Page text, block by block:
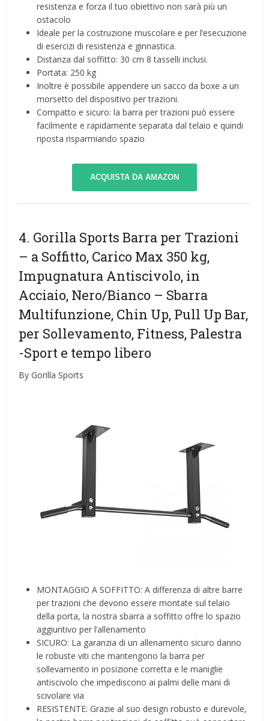
resistenza e forza il tuo obiettivo non sarà più un
ostacolo
Ideale per la costruzione muscolare e per l’esecuzione
di esercizi di resistenza e ginnastica.
Distanza dal soffitto: 30 cm 8 tasselli inclusi.
Portata: 250 kg
Inoltre è possibile appendere un sacco da boxe a un
morsetto del dispositivo per trazioni.
Compatto e sicuro: la barra per trazioni può essere
facilmente e rapidamente separata dal telaio e quindi
riposta risparmiando spazio
ACQUISTA DA AMAZON
4. Gorilla Sports Barra per Trazioni
– a Soffitto, Carico Max 350 kg,
Impugnatura Antiscivolo, in
Acciaio, Nero/Bianco – Sbarra
Multifunzione, Chin Up, Pull Up Bar,
per Sollevamento, Fitness, Palestra
-Sport e tempo libero
By Gorilla Sports
MONTAGGIO A SOFFITTO: A differenza di altre barre
per trazioni che devono essere montate sul telaio
della porta, la nostra sbarra a soffitto offre lo spazio
aggiuntivo per l’allenamento
SICURO: La garanzia di un allenamento sicuro danno
le robuste viti che mantengono la barra per
sollevamento in posizione corretta e le maniglie
antiscivolo che impediscono ai palmi delle mani di
scivolare via
RESISTENTE: Grazie al suo design robusto e durevole,